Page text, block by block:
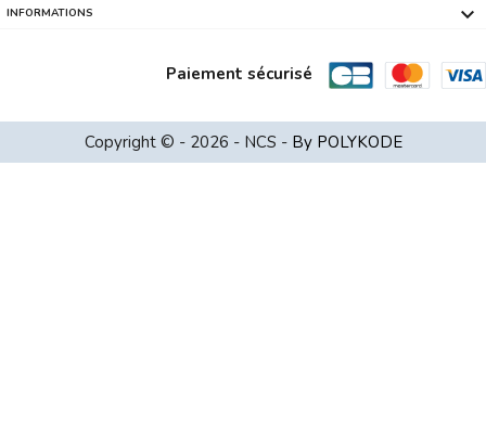
ALL-IN-ONE PC/MAC M.RED ZENITH G27 S1...
INFORMATIONS 
Paiement sécurisé
Copyright © - 2026 - NCS - By POLYKODE